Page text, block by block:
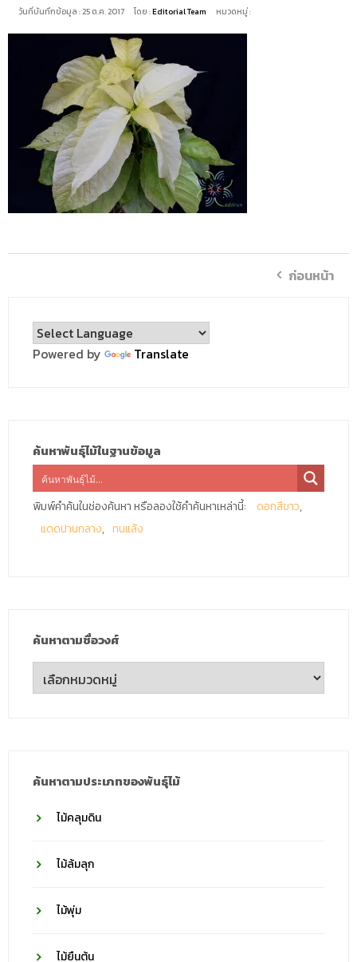
วันที่บันทึกข้อมูล : 25 ต.ค. 2017 โดย :Editorial Team หมวดหมู่ :
ก่อนหน้า
Powered by Translate
ค้นหาพันธุ์ไม้ในฐานข้อมูล
พิมพ์คำค้นในช่องค้นหา หรือลองใช้คำค้นหาเหล่านี้:
ดอกสีขาว
แดดปานกลาง
ทนแล้ง
ค้นหาตามชื่อวงศ์
ค้นหา
ตาม
ค้นหาตามประเภทของพันธุ์ไม้
ไม้คลุมดิน
ไม้ล้มลุก
ไม้พุ่ม
ไม้ยืนต้น